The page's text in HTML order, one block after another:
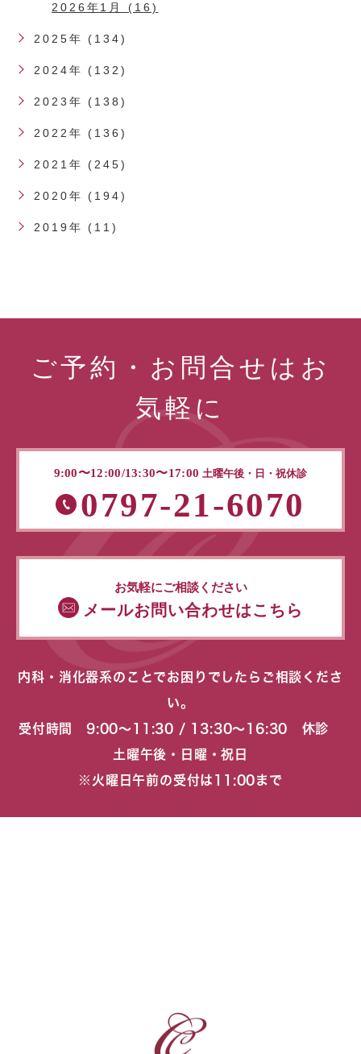
2026年1月 (16)
2025年 (134)
2024年 (132)
2023年 (138)
2022年 (136)
2021年 (245)
2020年 (194)
2019年 (11)
ご予約・お問合せはお
気軽に
9:00〜12:00/13:30〜17:00 土曜午後・日・祝休診
0797-21-6070
お気軽にご相談ください
メールお問い合わせはこちら
内科・消化器系のことでお困りでしたらご相談くださ
い。
受付時間 9:00〜11:30 / 13:30〜16:30 休診
土曜午後・日曜・祝日
※火曜日午前の受付は11:00まで